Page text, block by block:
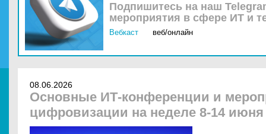
Подпишитесь на наш
мероприятия в сфере ИТ и
Вебкаст веб/онлайн
08.06.2026
Основные ИТ-конференции и
цифровизации на неделе 8-14 июня